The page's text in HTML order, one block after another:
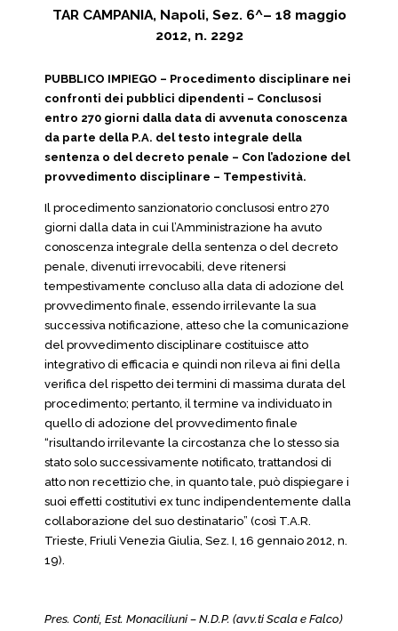
TAR CAMPANIA, Napoli, Sez. 6^– 18 maggio
2012, n. 2292
PUBBLICO IMPIEGO – Procedimento disciplinare nei
confronti dei pubblici dipendenti – Conclusosi
entro 270 giorni dalla data di avvenuta conoscenza
da parte della P.A. del testo integrale della
sentenza o del decreto penale – Con l’adozione del
provvedimento disciplinare – Tempestività.
Il procedimento sanzionatorio conclusosi entro 270
giorni dalla data in cui l’Amministrazione ha avuto
conoscenza integrale della sentenza o del decreto
penale, divenuti irrevocabili, deve ritenersi
tempestivamente concluso alla data di adozione del
provvedimento finale, essendo irrilevante la sua
successiva notificazione, atteso che la comunicazione
del provvedimento disciplinare costituisce atto
integrativo di efficacia e quindi non rileva ai fini della
verifica del rispetto dei termini di massima durata del
procedimento; pertanto, il termine va individuato in
quello di adozione del provvedimento finale
“risultando irrilevante la circostanza che lo stesso sia
stato solo successivamente notificato, trattandosi di
atto non recettizio che, in quanto tale, può dispiegare i
suoi effetti costitutivi ex tunc indipendentemente dalla
collaborazione del suo destinatario” (così T.A.R.
Trieste, Friuli Venezia Giulia, Sez. I, 16 gennaio 2012, n.
19).
Pres. Conti, Est. Monaciliuni – N.D.P. (avv.ti Scala e Falco)